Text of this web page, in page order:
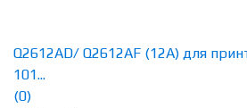
Q2612AD/ Q2612AF (12A) для
101...
(0)